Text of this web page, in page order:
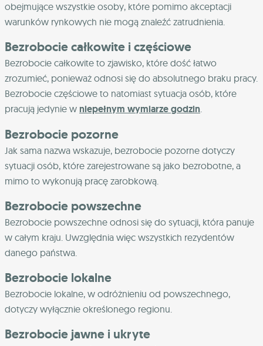
obejmujące wszystkie osoby, które pomimo akceptacji
warunków rynkowych nie mogą znaleźć zatrudnienia.
Bezrobocie całkowite i częściowe
Bezrobocie całkowite to zjawisko, które dość łatwo
zrozumieć, ponieważ odnosi się do absolutnego braku pracy.
Bezrobocie częściowe to natomiast sytuacja osób, które
pracują jedynie w niepełnym wymiarze godzin.
Bezrobocie pozorne
Jak sama nazwa wskazuje, bezrobocie pozorne dotyczy
sytuacji osób, które zarejestrowane są jako bezrobotne, a
mimo to wykonują pracę zarobkową.
Bezrobocie powszechne
Bezrobocie powszechne odnosi się do sytuacji, która panuje
w całym kraju. Uwzględnia więc wszystkich rezydentów
danego państwa.
Bezrobocie lokalne
Bezrobocie lokalne, w odróżnieniu od powszechnego,
dotyczy wyłącznie określonego regionu.
Bezrobocie jawne i ukryte